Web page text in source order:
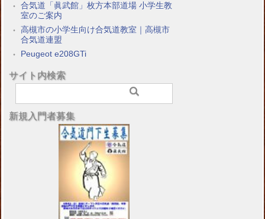
合気道「眞武館」枚方本部道場 小学生教
室のご案内
高槻市の小学生向け合気道教室｜高槻市
合気道連盟
Peugeot e208GTi
サイト内検索
新規入門者募集